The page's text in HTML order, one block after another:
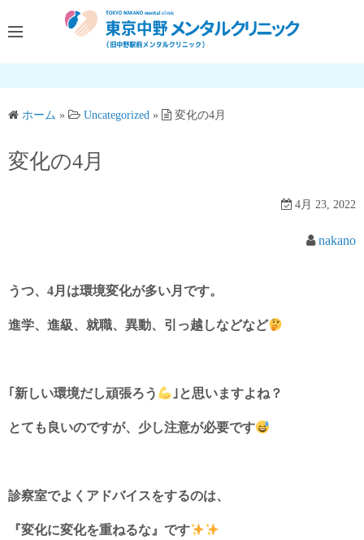
ン
へ
キ
ホーム » Uncategorized » 変化の4月
変化の4月
4月 23, 2022
nakano
うつ、4月は環境変化が多い月です。
進学、進級、就職、異動、引っ越しなどなど
｢新しい環境だし頑張ろう ｣と思いますよね？
とても良いのですが、少し注意が必要です
診察室でよくアドバイスをするのは、
『変化に変化を重ねるな』です